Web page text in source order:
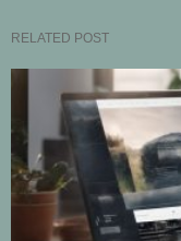
RELATED POST